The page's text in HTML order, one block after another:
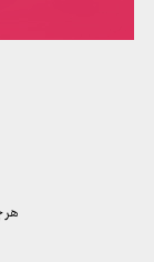
هر